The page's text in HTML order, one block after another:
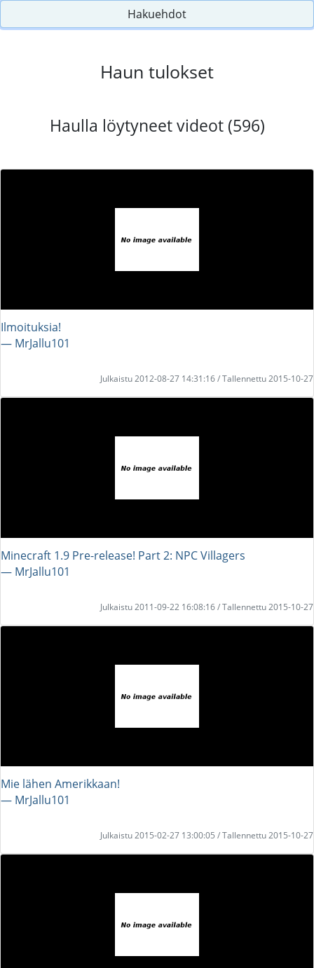
Hakuehdot
Haun tulokset
Haulla löytyneet videot (596)
Ilmoituksia!
― MrJallu101
Julkaistu 2012-08-27 14:31:16 / Tallennettu 2015-10-27
Minecraft 1.9 Pre-release! Part 2: NPC Villagers
― MrJallu101
Julkaistu 2011-09-22 16:08:16 / Tallennettu 2015-10-27
Mie lähen Amerikkaan!
― MrJallu101
Julkaistu 2015-02-27 13:00:05 / Tallennettu 2015-10-27